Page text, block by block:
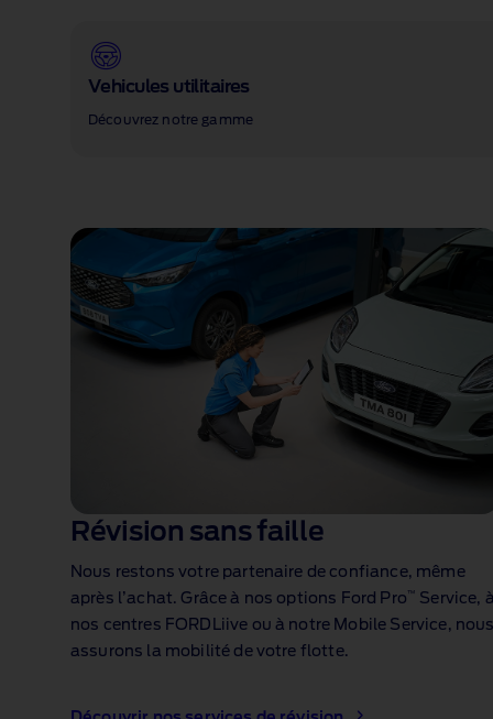
Vehicules utilitaires
Découvrez notre gamme
Révision sans faille
Nous restons votre partenaire de confiance, même
après l’achat. Grâce à nos options Ford Pro ™
Service, à
nos centres FORDLiive ou à notre Mobile Service, nous
assurons la mobilité de votre flotte.